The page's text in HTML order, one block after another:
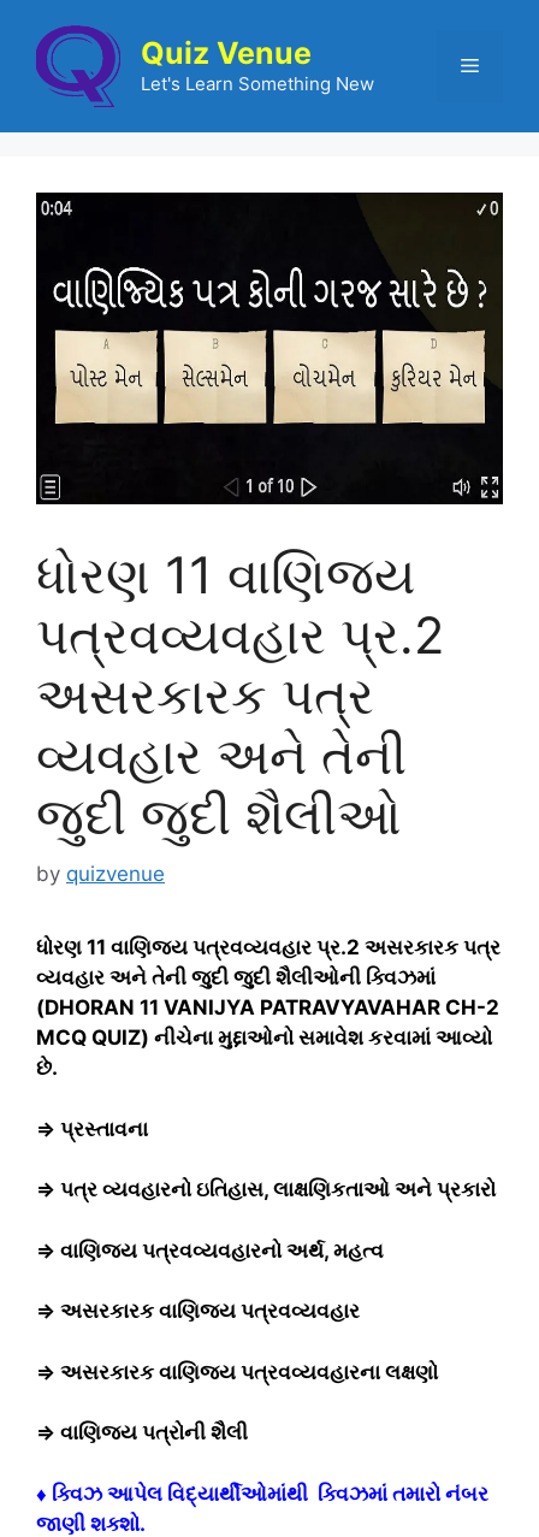
Quiz Venue
Let's Learn Something New
ધોરણ 11 વાણિજય
પત્રવવ્યવહાર પ્ર.2
અસરકારક પત્ર
વ્યવહાર અને તેની
જુદી જુદી શૈલીઓ
by quizvenue
ધોરણ 11 વાણિજય પત્રવવ્યવહાર પ્ર.2 અસરકારક પત્ર
વ્યવહાર અને તેની જુદી જુદી શૈલીઓની ક્વિઝમાં
(DHORAN 11 VANIJYA PATRAVYAVAHAR CH-2
MCQ QUIZ) નીચેના મુદ્દાઓનો સમાવેશ કરવામાં આવ્યો
છે.
⇒ પ્રસ્તાવના
⇒ પત્ર વ્યવહારનો ઇતિહાસ, લાક્ષણિકતાઓ અને પ્રકારો
⇒ વાણિજય પત્રવવ્યવહારનો અર્થ, મહત્વ
⇒ અસરકારક વાણિજય પત્રવવ્યવહાર
⇒ અસરકારક વાણિજય પત્રવવ્યવહારના લક્ષણો
⇒ વાણિજય પત્રોની શૈલી
♦ ક્વિઝ આપેલ વિદ્યાર્થીઓમાંથી ક્વિઝમાં તમારો નંબર
જાણી શક્શો.